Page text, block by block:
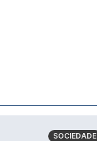
SOCIEDADE